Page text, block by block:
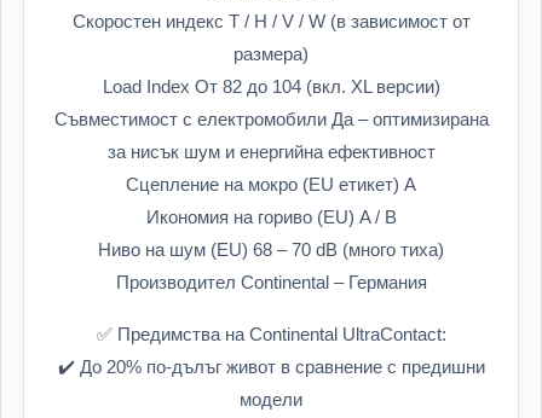
Скоростен индекс T / H / V / W (в зависимост от
размера)
Load Index От 82 до 104 (вкл. XL версии)
Съвместимост с електромобили Да – оптимизирана
за нисък шум и енергийна ефективност
Сцепление на мокро (EU етикет) A
Икономия на гориво (EU) A / B
Ниво на шум (EU) 68 – 70 dB (много тиха)
Производител Continental – Германия
✅ Предимства на Continental UltraContact:
✔️ До 20% по-дълъг живот в сравнение с предишни
модели